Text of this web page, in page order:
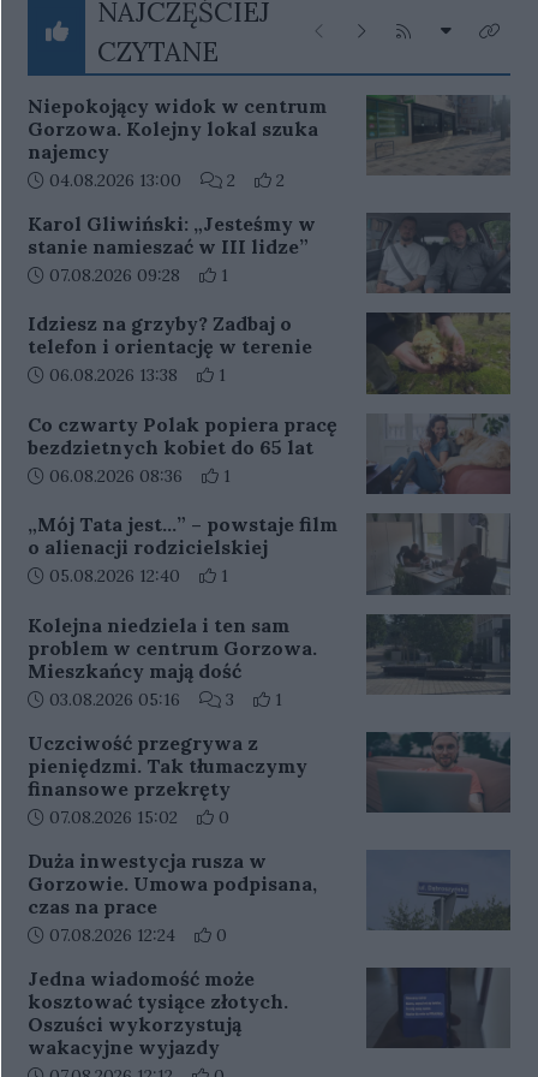
Przeprasza Odbiorców za
niedogodności.
NAJCZĘŚCIEJ
CZYTANE
Poprzednie
NastępneKliknij aby przejść
Rozwiń
Kliknij
Niepokojący widok w centrum
Gorzowa. Kolejny lokal szuka
najemcy
Data dodania artykułu:
04.08.2026 13:00 Liczba komentarzy artykułu:
2 Liczba pozytywnych reakcji
2
Karol Gliwiński: „Jesteśmy w
stanie namieszać w III lidze”
Data dodania artykułu:
07.08.2026 09:28 Liczba pozytywnych reakcji
1
Idziesz na grzyby? Zadbaj o
telefon i orientację w terenie
Data dodania artykułu:
06.08.2026 13:38 Liczba pozytywnych reakcji użytkowników
1
Co czwarty Polak popiera pracę
bezdzietnych kobiet do 65 lat
Data dodania artykułu:
06.08.2026 08:36 Liczba pozytywnych reakcji
1
„Mój Tata jest…” – powstaje film
o alienacji rodzicielskiej
Data dodania artykułu:
05.08.2026 12:40 Liczba pozytywnych reakcji
1
Kolejna niedziela i ten sam
problem w centrum Gorzowa.
Mieszkańcy mają dość
Data dodania artykułu:
03.08.2026 05:16 Liczba komentarzy artykułu:
3 Liczba pozytywnych reakcji
1
Uczciwość przegrywa z
pieniędzmi. Tak tłumaczymy
finansowe przekręty
Data dodania artykułu:
07.08.2026 15:02 Liczba pozytywnych reakcji użytkowników
0
Duża inwestycja rusza w
Gorzowie. Umowa podpisana,
czas na prace
Data dodania artykułu:
07.08.2026 12:24 Liczba pozytywnych reakcji użytkowników
0
Jedna wiadomość może
kosztować tysiące złotych.
Oszuści wykorzystują
wakacyjne wyjazdy